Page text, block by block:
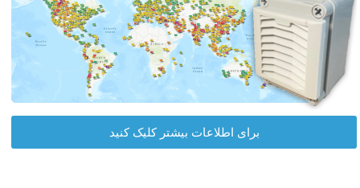
برای اطلاعات بیشتر کلیک کنید